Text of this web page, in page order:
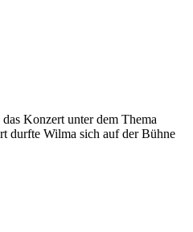
Konzert unter dem Thema
durfte Wilma sich auf der Bühne